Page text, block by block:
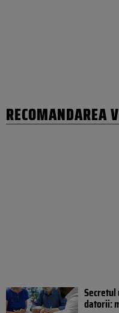
RECOMANDAREA
datorii: